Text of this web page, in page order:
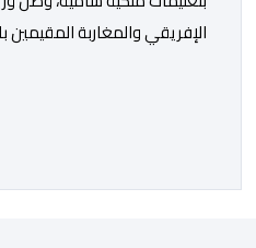
الإفريقي والمغاربة المقيمين
تورو، وعمدة سانتياغو دي